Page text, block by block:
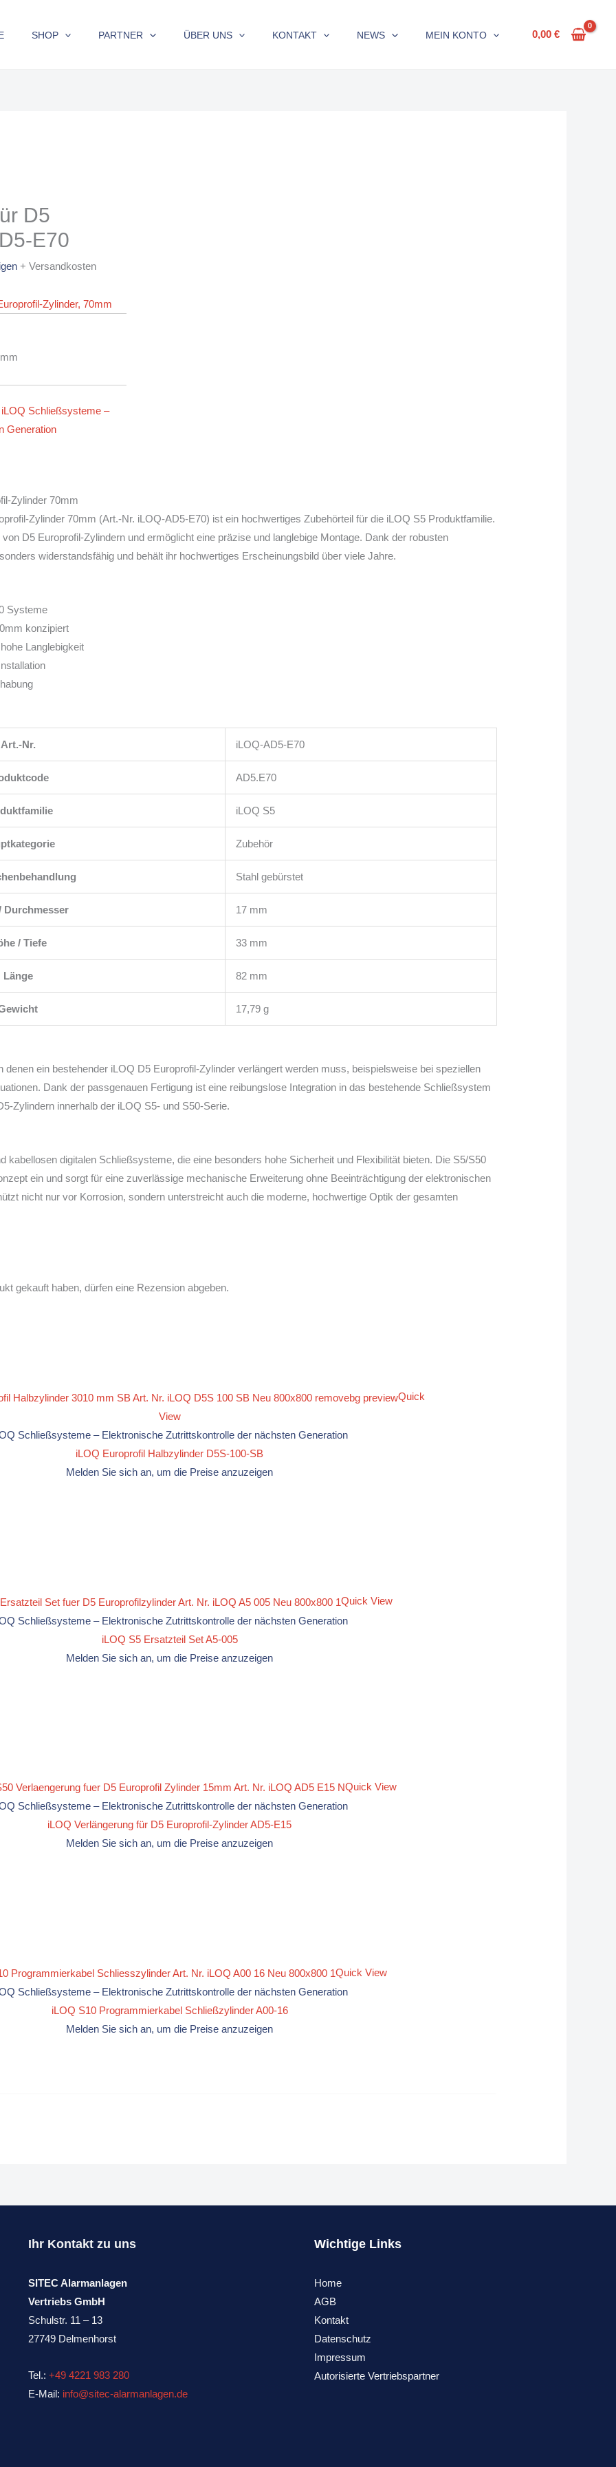
SHOP PARTNER ÜBER UNS KONTAKT NEWS MEIN KONTO 0,00€
D5
E70
+ Versandkosten
iLOQ Schließsysteme –
Generation
Zylinder 70mm
Zylinder 70mm (Art.-Nr. iLOQ-AD5-E70) ist ein hochwertiges Zubehörteil für die iLOQ S5 Produktfamilie.
D5 Europrofil-Zylindern und ermöglicht eine präzise und langlebige Montage. Dank der robusten
widerstandsfähig und behält ihr hochwertiges Erscheinungsbild über viele Jahre.
Systeme
konzipiert
Langlebigkeit
Art.-Nr. iLOQ-AD5-E70
AD5.E70
iLOQ S5
Zubehör
Stahl gebürstet
Durchmesser 17 mm
/ Tiefe 33 mm
Länge 82 mm
17,79 g
denen ein bestehender iLOQ D5 Europrofil-Zylinder verlängert werden muss, beispielsweise bei speziellen
Dank der passgenauen Fertigung ist eine reibungslose Integration in das bestehende Schließsystem
Zylindern innerhalb der iLOQ S5- und S50-Serie.
kabellosen digitalen Schließsysteme, die eine besonders hohe Sicherheit und Flexibilität bieten. Die S5/S50
ein und sorgt für eine zuverlässige mechanische Erweiterung ohne Beeinträchtigung der elektronischen
nicht nur vor Korrosion, sondern unterstreicht auch die moderne, hochwertige Optik der gesamten
gekauft haben, dürfen eine Rezension abgeben.
Quick
View
Schließsysteme – Elektronische Zutrittskontrolle der nächsten Generation
iLOQ Europrofil Halbzylinder D5S-100-SB
Melden Sie sich an, um die Preise anzuzeigen
Quick View
Schließsysteme – Elektronische Zutrittskontrolle der nächsten Generation
iLOQ S5 Ersatzteil Set A5-005
Melden Sie sich an, um die Preise anzuzeigen
Quick View
Schließsysteme – Elektronische Zutrittskontrolle der nächsten Generation
iLOQ Verlängerung für D5 Europrofil-Zylinder AD5-E15
Melden Sie sich an, um die Preise anzuzeigen
Quick View
Schließsysteme – Elektronische Zutrittskontrolle der nächsten Generation
iLOQ S10 Programmierkabel Schließzylinder A00-16
Melden Sie sich an, um die Preise anzuzeigen
Ihr Kontakt zu uns
SITEC Alarmanlagen
Vertriebs GmbH
Schulstr. 11 – 13
27749 Delmenhorst
Tel.: +49 4221 983 280
E-Mail: info@sitec-alarmanlagen.de
Wichtige Links
Home
AGB
Kontakt
Datenschutz
Impressum
Autorisierte Vertriebspartner